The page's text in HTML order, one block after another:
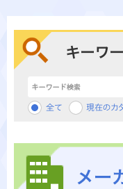
キーワード検索